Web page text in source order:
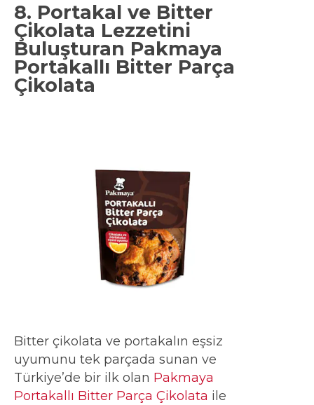
8. Portakal ve Bitter
Çikolata Lezzetini
Buluşturan Pakmaya
Portakallı Bitter Parça
Çikolata
Bitter çikolata ve portakalın eşsiz
uyumunu tek parçada sunan ve
Türkiye’de bir ilk olan Pakmaya
Portakallı Bitter Parça Çikolata ile